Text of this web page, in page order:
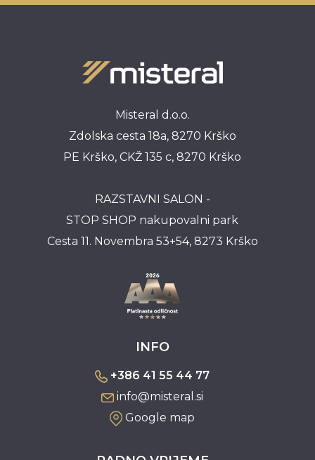
Misteral d.o.o.
Zdolska cesta 18a, 8270 Krško
PE Krško, CKŽ 135 c, 8270 Krško
RAZSTAVNI SALON -
STOP SHOP nakupovalni park
Cesta 11. Novembra 53+54, 8273 Krško
INFO
+386 41 55 44 77
info@misteral.si
Google map